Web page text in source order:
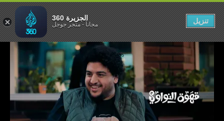
السفرالجزيرة 360
مجاناً-متجر جوجل تنزيل